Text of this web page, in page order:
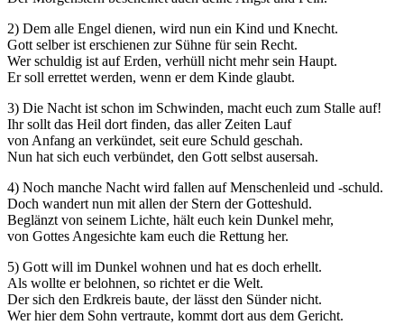
2) Dem alle Engel dienen, wird nun ein Kind und Knecht.
Gott selber ist erschienen zur Sühne für sein Recht.
Wer schuldig ist auf Erden, verhüll nicht mehr sein Haupt.
Er soll errettet werden, wenn er dem Kinde glaubt.
3) Die Nacht ist schon im Schwinden, macht euch zum Stalle auf!
Ihr sollt das Heil dort finden, das aller Zeiten Lauf
von Anfang an verkündet, seit eure Schuld geschah.
Nun hat sich euch verbündet, den Gott selbst ausersah.
4) Noch manche Nacht wird fallen auf Menschenleid und -schuld.
Doch wandert nun mit allen der Stern der Gotteshuld.
Beglänzt von seinem Lichte, hält euch kein Dunkel mehr,
von Gottes Angesichte kam euch die Rettung her.
5) Gott will im Dunkel wohnen und hat es doch erhellt.
Als wollte er belohnen, so richtet er die Welt.
Der sich den Erdkreis baute, der lässt den Sünder nicht.
Wer hier dem Sohn vertraute, kommt dort aus dem Gericht.